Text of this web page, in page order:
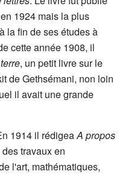
1924 mais la plus
la fin de ses études à
cette année 1908, il
, un petit livre sur le
de Gethsémani, non loin
il avait une grande
1914 il rédigeaA propos
travaux en
l'art, mathématiques,